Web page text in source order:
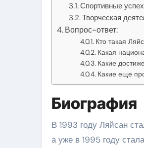
Спортивные
Творческая
Вопрос-ответ:
Кто такая
Какая
Какие
Какие еще
Биография
В 1993 году Ляйсан
а уже в 1995 году